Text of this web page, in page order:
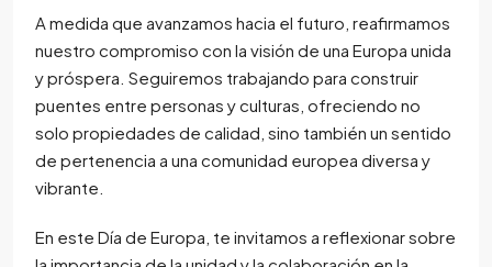
A medida que avanzamos hacia el futuro, reafirmamos
nuestro compromiso con la visión de una Europa unida
y próspera. Seguiremos trabajando para construir
puentes entre personas y culturas, ofreciendo no
solo propiedades de calidad, sino también un sentido
de pertenencia a una comunidad europea diversa y
vibrante.
En este Día de Europa, te invitamos a reflexionar sobre